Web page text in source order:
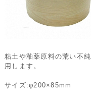
粘土や釉薬原料の荒い不
用します。
サイズ:φ200×85mm